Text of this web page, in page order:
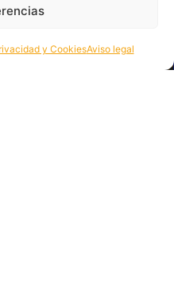
y CookiesAviso legal